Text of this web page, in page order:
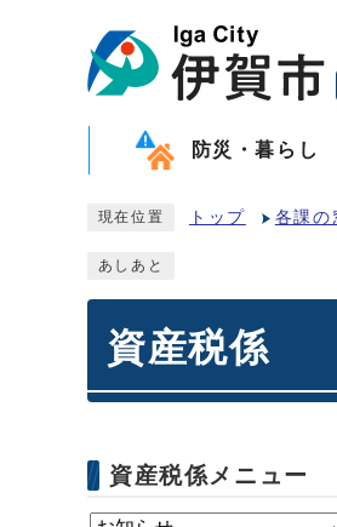
防災・暮らし
現在位置 トップ 各課の
あしあと
資産税係
資産税係メニュー